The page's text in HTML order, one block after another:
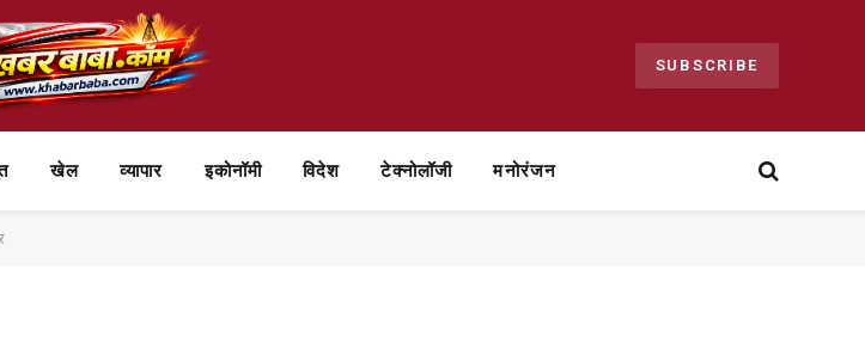
SUBSCRIBE
खेल व्यापार ⁠इकोनॉमी विदेश टेक्नोलॉजी मनोरंजन